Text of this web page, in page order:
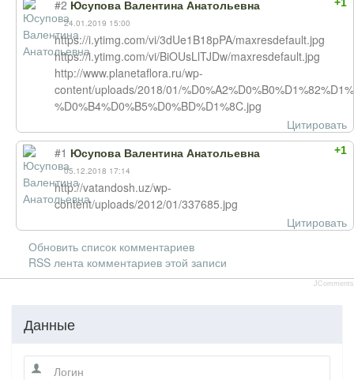
#2 Юсупова Валентина Анатольевна
24.01.2019 15:00
https://i.ytimg.com/vi/3dUe1B18pPA/maxresdefault.jpg
https://i.ytimg.com/vi/BiOUsLlTJDw/maxresdefault.jpg
http://www.planetaflora.ru/wp-
content/uploads/2018/01/
%D0%B4%D0%B5%D0%BD%D1%8C.jpg
Цитировать
+1
#1 Юсупова Валентина Анатольевна
05.12.2018 17:14
http://vatandosh.uz/wp-
content/uploads/2012/01/337685.jpg
Цитировать
Обновить список комментариев
RSS лента комментариев этой записи
JComments
Данные